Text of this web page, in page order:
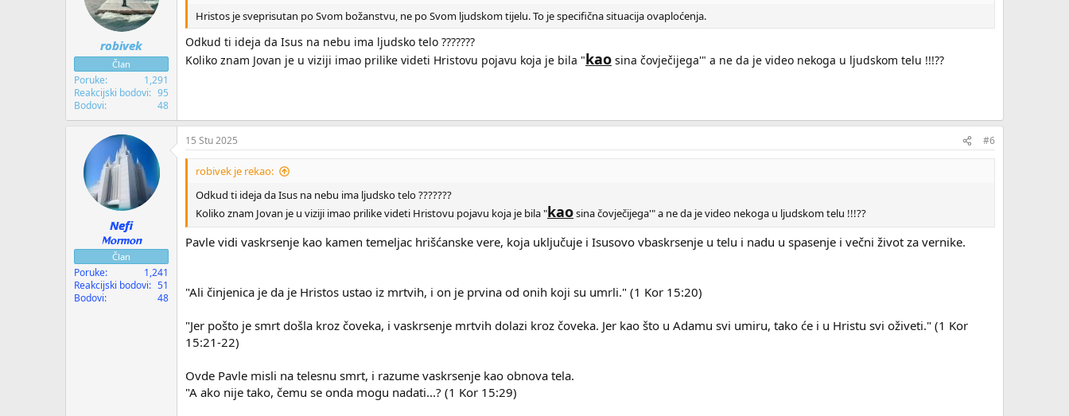
:
robivek
Član
Poruke
1,291
Reakcijski bodovi
95
Bodovi
48
Hristos je sveprisutan po Svom božanstvu, ne po Svom ljudskom tijelu. To je specifična situacija ovaploćenja.
Odkud ti ideja da Isus na nebu ima ljudsko telo ???????
Koliko znam Jovan je u viziji imao prilike videti Hristovu pojavu koja je bila "kao sina čovječijega'" a ne da je video nekoga u ljudskom telu !!!??
Nefi
Mormon
Član
Poruke
1,241
Reakcijski bodovi
51
Bodovi
48
15 Stu 2025 #6
robivek je rekao:
Odkud ti ideja da Isus na nebu ima ljudsko telo ???????
Koliko znam Jovan je u viziji imao prilike videti Hristovu pojavu koja je bila "kaosina čovječijega'" a ne da je video nekoga u ljudskom telu !!!??
Pavle vidi vaskrsenje kao kamen temeljac hrišćanske vere, koja uključuje i Isusovo vbaskrsenje u telu i nadu u spasenje i večni život za vernike.
"Ali činjenica je da je Hristos ustao iz mrtvih, i on je prvina od onih koji su umrli." (1 Kor 15:20)
"Jer pošto je smrt došla kroz čoveka, i vaskrsenje mrtvih dolazi kroz čoveka. Jer kao što u Adamu svi umiru, tako će i u Hristu svi oživeti." (1 Kor
15:21-22)
Ovde Pavle misli na telesnu smrt, i razume vaskrsenje kao obnova tela.
"A ako nije tako, čemu se onda mogu nadati...? (1 Kor 15:29)